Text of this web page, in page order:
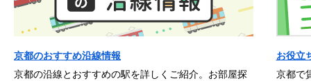
京都のおすすめ沿線情報
京都の沿線とおすすめの駅を詳しくご紹介。お部屋探
お役立
京都で